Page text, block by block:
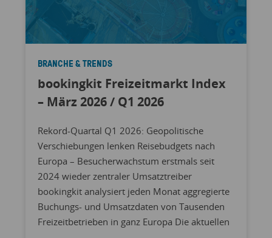
BRANCHE & TRENDS
bookingkit Freizeitmarkt Index
– März 2026 / Q1 2026
Rekord-Quartal Q1 2026: Geopolitische
Verschiebungen lenken Reisebudgets nach
Europa – Besucherwachstum erstmals seit
2024 wieder zentraler Umsatztreiber
bookingkit analysiert jeden Monat aggregierte
Buchungs- und Umsatzdaten von Tausenden
Freizeitbetrieben in ganz Europa Die aktuellen